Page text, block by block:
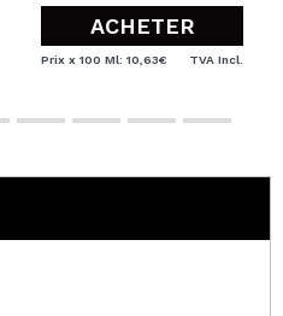
ACHETER
Prix x 100 Ml: 10,63€ TVA Incl.